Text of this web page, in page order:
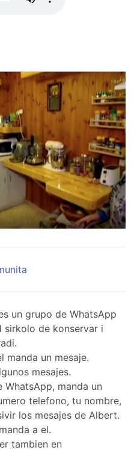
un grupo de WhatsApp
sirkolo de konservar i
manda un mesaje.
mesajes.
manda un
telefono, tu nombre,
los mesajes de Albert.
a el.
tambien en